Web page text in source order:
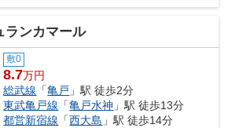
ランカマール
敷0
8.7万円
総武線 「亀戸 」駅 徒歩2分
東武亀戸線 「亀戸水神 」駅 徒歩13分
都営新宿線 「西大島 」駅 徒歩14分